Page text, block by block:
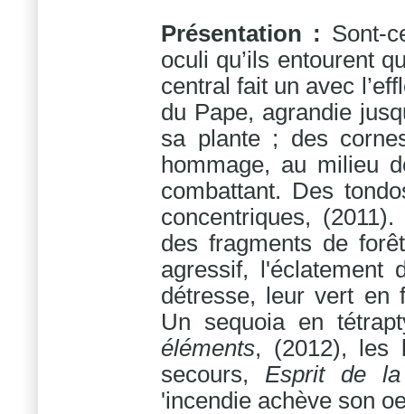
Présentation : Sont-
oculi qu’ils entourent
central fait un avec
du Pape, agrandie
sa plante ; des
hommage, au milieu
combattant. Des
concentriques,
des fragments de
agressif, l'éclatement
détresse, leur vert en
Un sequoia en
éléments, (2012), les
secours, Esprit de
'incendie achève son